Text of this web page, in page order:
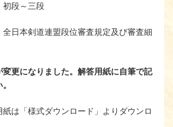
～三段
日本剣道連盟段位審査規定及び審査細
更になりました。 解答用紙に自筆で記
は「様式ダウンロード」よりダウンロ